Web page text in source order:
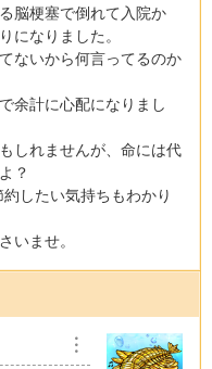
脳梗塞で倒れて入院か
になりました。
ないから何言ってるのか
余計に心配になりまし
しれませんが、命には代
？
したい気持ちもわかり
いませ。
︙